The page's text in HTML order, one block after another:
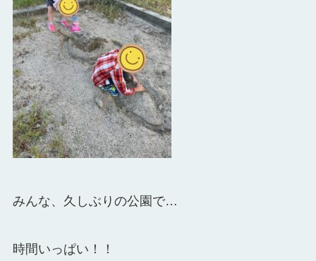
みんな、久しぶりの公園で…
時間いっぱい！！